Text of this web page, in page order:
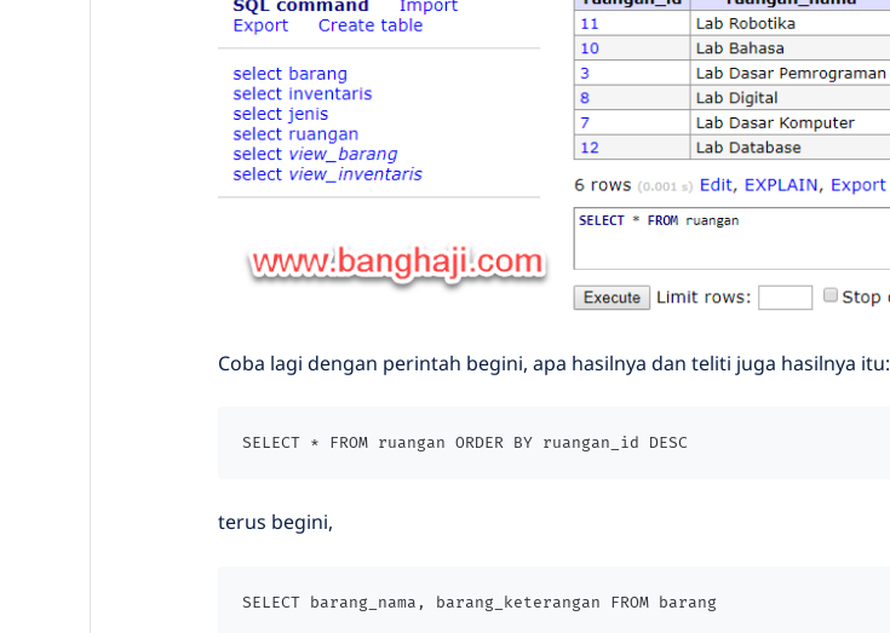
Coba lagi dengan perintah begini, apa hasilnya dan teliti juga hasilnya itu:
SELECT * FROM ruangan ORDER BY ruangan_id DESC
terus begini,
SELECT barang_nama, barang_keterangan FROM barang